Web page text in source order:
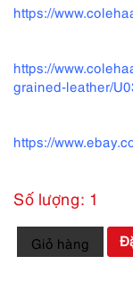
https://
https://
grained-leather/
https://
Số lượng: 1
4224-
Túi
Giỏ hàng